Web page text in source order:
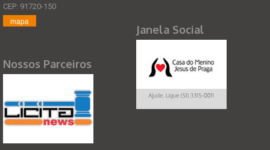
CEP: 91720-150
mapa
Nossos Parceiros
Janela Social